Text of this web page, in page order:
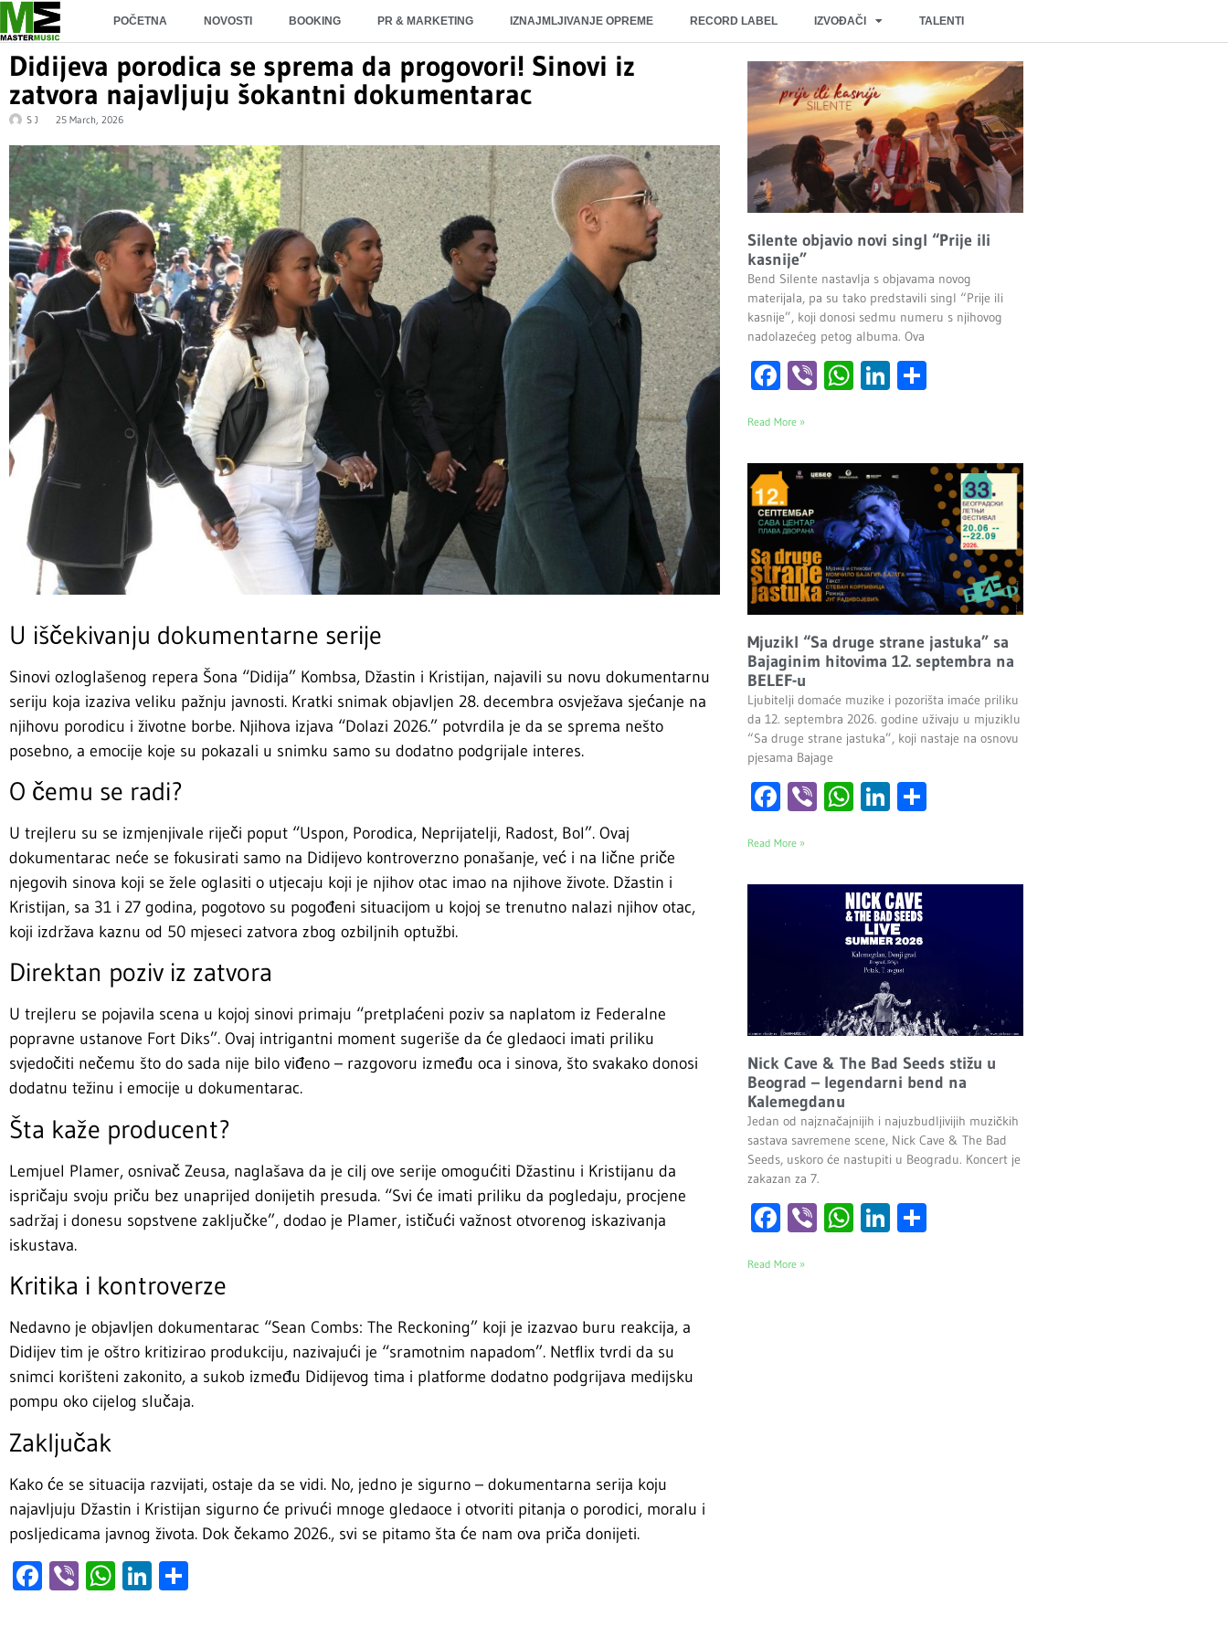
POČETNA NOVOSTI BOOKING PR & MARKETING IZNAJMLJIVANJE OPREME RECORD LABEL IZVOĐAČI TALENTI
Didijeva porodica se sprema da progovori! Sinovi iz
zatvora najavljuju šokantni dokumentarac
S J 25 March, 2026
U iščekivanju dokumentarne serije
Sinovi ozloglašenog repera Šona “Didija” Kombsa, Džastin i Kristijan, najavili su novu dokumentarnu
seriju koja izaziva veliku pažnju javnosti. Kratki snimak objavljen 28. decembra osvježava sjećanje na
njihovu porodicu i životne borbe. Njihova izjava “Dolazi 2026.” potvrdila je da se sprema nešto
posebno, a emocije koje su pokazali u snimku samo su dodatno podgrijale interes.
O čemu se radi?
U trejleru su se izmjenjivale riječi poput “Uspon, Porodica, Neprijatelji, Radost, Bol”. Ovaj
dokumentarac neće se fokusirati samo na Didijevo kontroverzno ponašanje, već i na lične priče
njegovih sinova koji se žele oglasiti o utjecaju koji je njihov otac imao na njihove živote. Džastin i
Kristijan, sa 31 i 27 godina, pogotovo su pogođeni situacijom u kojoj se trenutno nalazi njihov otac,
koji izdržava kaznu od 50 mjeseci zatvora zbog ozbiljnih optužbi.
Direktan poziv iz zatvora
U trejleru se pojavila scena u kojoj sinovi primaju “pretplaćeni poziv sa naplatom iz Federalne
popravne ustanove Fort Diks”. Ovaj intrigantni moment sugeriše da će gledaoci imati priliku
svjedočiti nečemu što do sada nije bilo viđeno – razgovoru između oca i sinova, što svakako donosi
dodatnu težinu i emocije u dokumentarac.
Šta kaže producent?
Lemjuel Plamer, osnivač Zeusa, naglašava da je cilj ove serije omogućiti Džastinu i Kristijanu da
ispričaju svoju priču bez unaprijed donijetih presuda. “Svi će imati priliku da pogledaju, procjene
sadržaj i donesu sopstvene zaključke”, dodao je Plamer, ističući važnost otvorenog iskazivanja
iskustava.
Kritika i kontroverze
Nedavno je objavljen dokumentarac “Sean Combs: The Reckoning” koji je izazvao buru reakcija, a
Didijev tim je oštro kritizirao produkciju, nazivajući je “sramotnim napadom”. Netflix tvrdi da su
snimci korišteni zakonito, a sukob između Didijevog tima i platforme dodatno podgrijava medijsku
pompu oko cijelog slučaja.
Zaključak
Kako će se situacija razvijati, ostaje da se vidi. No, jedno je sigurno – dokumentarna serija koju
najavljuju Džastin i Kristijan sigurno će privući mnoge gledaoce i otvoriti pitanja o porodici, moralu i
posljedicama javnog života. Dok čekamo 2026., svi se pitamo šta će nam ova priča donijeti.
Facebook
ViberWhatsApp
LinkedIn
Silente objavio novi singl “Prije ili
kasnije”
Bend Silente nastavlja s objavama novog
materijala, pa su tako predstavili singl “Prije ili
kasnije”, koji donosi sedmu numeru s njihovog
nadolazećeg petog albuma. Ova
Facebook
ViberWhatsApp
LinkedIn
Read More »
Mjuzikl “Sa druge strane jastuka” sa
Bajaginim hitovima 12. septembra na
BELEF-u
Ljubitelji domaće muzike i pozorišta imaće priliku
da 12. septembra 2026. godine uživaju u mjuziklu
“Sa druge strane jastuka”, koji nastaje na osnovu
pjesama Bajage
Facebook
ViberWhatsApp
LinkedIn
Read More »
Nick Cave & The Bad Seeds stižu u
Beograd – legendarni bend na
Kalemegdanu
Jedan od najznačajnijih i najuzbudljivijih muzičkih
sastava savremene scene, Nick Cave & The Bad
Seeds, uskoro će nastupiti u Beogradu. Koncert je
zakazan za 7.
Facebook
ViberWhatsApp
LinkedIn
Read More »